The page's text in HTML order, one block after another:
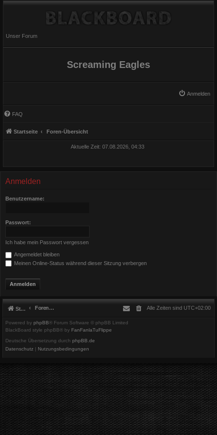
Unser Forum
Screaming Eagles
Anmelden
FAQ
Startseite Foren-Übersicht
Aktuelle Zeit: 07.08.2026, 04:33
Anmelden
Benutzername:
Passwort:
Ich habe mein Passwort vergessen
Angemeldet bleiben
Meinen Online-Status während dieser Sitzung verbergen
Startseite Foren-Übersicht Alle Zeiten sind UTC+02:00
Powered by phpBB® Forum Software © phpBB Limited
BlackBoard style phpBB® by FanFanlaTuFlippe
Deutsche Übersetzung durch phpBB.de
Datenschutz | Nutzungsbedingungen